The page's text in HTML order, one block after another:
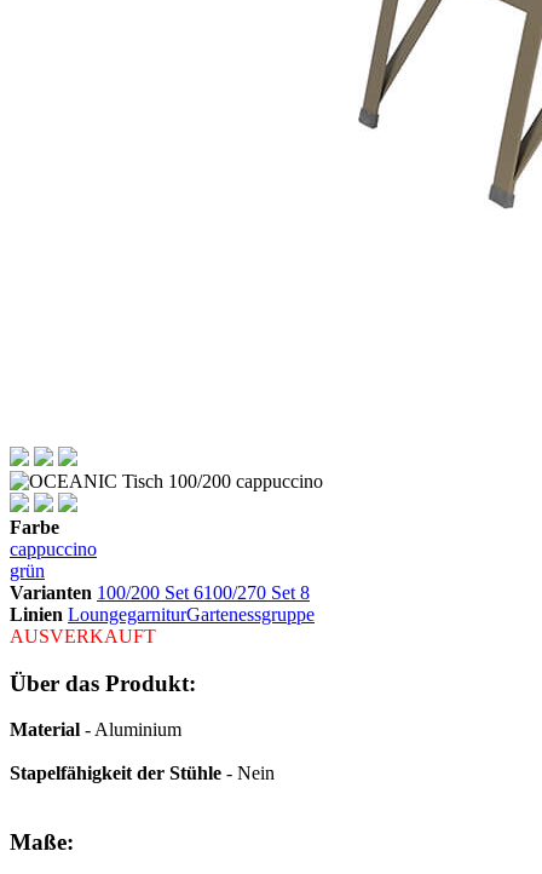
Farbe
cappuccino
grün
Varianten 100/200 Set 6100/270 Set 8
Linien LoungegarniturGartenessgruppe
AUSVERKAUFT
Über das Produkt:
Material - Aluminium
Stapelfähigkeit der Stühle - Nein
Maße: